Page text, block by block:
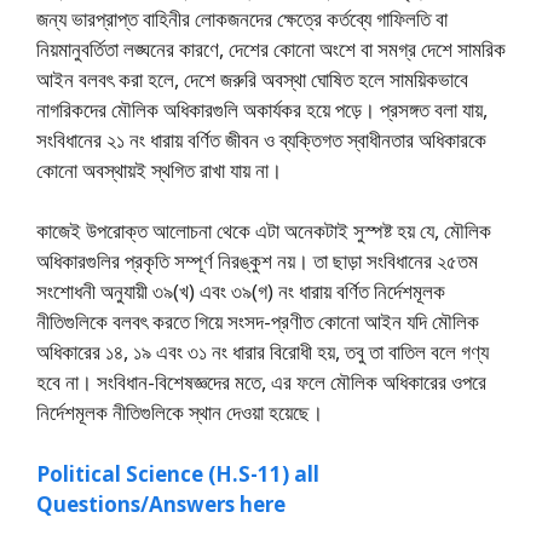
জন্য ভারপ্রাপ্ত বাহিনীর লােকজনদের ক্ষেত্রে কর্তব্যে গাফিলতি বা
নিয়মানুবর্তিতা লঙ্ঘনের কারণে, দেশের কোনাে অংশে বা সমগ্র দেশে সামরিক
আইন বলবৎ করা হলে, দেশে জরুরি অবস্থা ঘােষিত হলে সাময়িকভাবে
নাগরিকদের মৌলিক অধিকারগুলি অকার্যকর হয়ে পড়ে। প্রসঙ্গত বলা যায়,
সংবিধানের ২১ নং ধারায় বর্ণিত জীবন ও ব্যক্তিগত স্বাধীনতার অধিকারকে
কোনাে অবস্থায়ই স্থগিত রাখা যায় না।
কাজেই উপরােক্ত আলােচনা থেকে এটা অনেকটাই সুস্পষ্ট হয় যে, মৌলিক
অধিকারগুলির প্রকৃতি সম্পূর্ণ নিরঙ্কুশ নয়। তা ছাড়া সংবিধানের ২৫তম
সংশােধনী অনুযায়ী ৩৯(খ) এবং ৩৯(গ) নং ধারায় বর্ণিত নির্দেশমূলক
নীতিগুলিকে বলবৎ করতে গিয়ে সংসদ-প্রণীত কোনাে আইন যদি মৌলিক
অধিকারের ১৪, ১৯ এবং ৩১ নং ধারার বিরােধী হয়, তবু তা বাতিল বলে গণ্য
হবে না। সংবিধান-বিশেষজ্ঞদের মতে, এর ফলে মৌলিক অধিকারের ওপরে
নির্দেশমূলক নীতিগুলিকে স্থান দেওয়া হয়েছে।
Political Science (H.S-11) all
Questions/Answers here